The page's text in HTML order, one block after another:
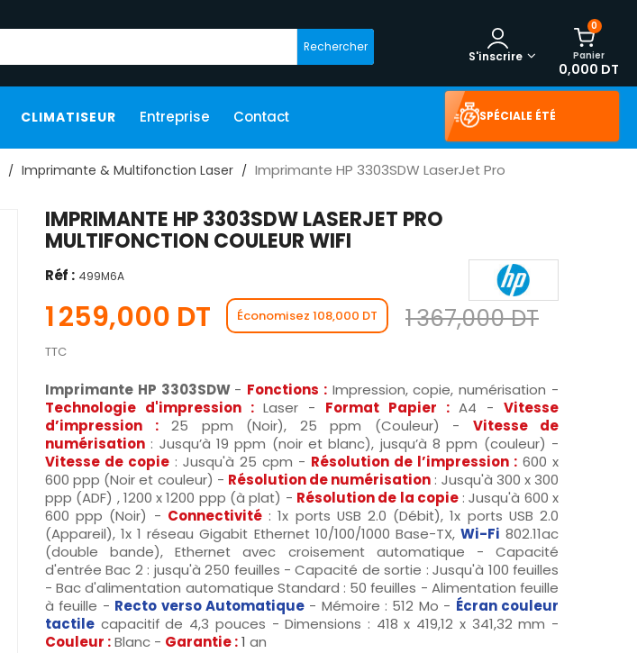
Rechercher
0
Panier
0,000 DT
S'inscrire
CLIMATISEUR Entreprise Contact SPÉCIALE ÉTÉ
Imprimante & Multifonction Laser
Imprimante HP 3303SDW LaserJet Pro
IMPRIMANTE HP 3303SDW LASERJET PRO
MULTIFONCTION COULEUR WIFI
Réf : 499M6A
1 259,000 DT Économisez 108,000 DT 1 367,000 DT
TTC
Imprimante HP 3303SDW - Fonctions :Impression, copie, numérisation -
Technologie d'impression : Laser - Format Papier :A4 -Vitesse
d’impression :25 ppm (Noir), 25 ppm (Couleur) - Vitesse de
numérisation : Jusqu’à 19 ppm (noir et blanc), jusqu’à 8 ppm (couleur) -
Vitesse de copie : Jusqu'à 25 cpm - Résolution de l’impression : 600 x
600 ppp (Noir et couleur) - Résolution de numérisation : Jusqu'à 300 x 300
ppp (ADF) , 1200 x 1200 ppp (à plat) - Résolution de la copie: Jusqu'à 600 x
600 ppp (Noir) - Connectivité: 1x ports USB 2.0 (Débit), 1x ports USB 2.0
(Appareil), 1x 1 réseau Gigabit Ethernet 10/100/1000 Base-TX, Wi-Fi 802.11ac
(double bande), Ethernet avec croisement automatique - Capacité
d'entrée Bac 2 : jusqu'à 250 feuilles - Capacité de sortie : Jusqu'à 100 feuilles
- Bac d'alimentation automatique Standard : 50 feuilles - Alimentation feuille
à feuille - Recto verso Automatique- Mémoire : 512 Mo - Écran couleur
tactile capacitif de 4,3 pouces - Dimensions : 418 x 419,12 x 341,32 mm -
Couleur :Blanc - Garantie :1 an